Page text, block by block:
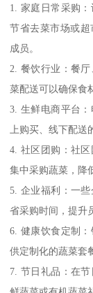
1. 家庭日常采购
节省去菜市场或
成员。
2. 餐饮行业：餐
菜配送可以确保食
3. 生鲜电商平台
上购买、线下配送
4. 社区团购：社
集中采购蔬菜，降
5. 企业福利：一
省采购时间，提升
6. 健康饮食定制
供定制化的蔬菜套
7. 节日礼品：在